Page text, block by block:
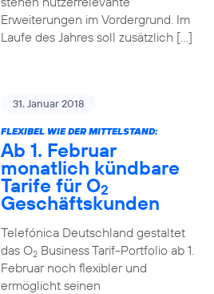
Erweiterungen im Vordergrund. Im
Laufe des Jahres soll zusätzlich […]
31. Januar 2018
FLEXIBEL WIE DER MITTELSTAND:
Ab 1. Februar
monatlich kündbare
Tarife für O2
Geschäftskunden
Telefónica Deutschland gestaltet
das O2Business Tarif-Portfolio ab 1.
Februar noch flexibler und
ermöglicht seinen